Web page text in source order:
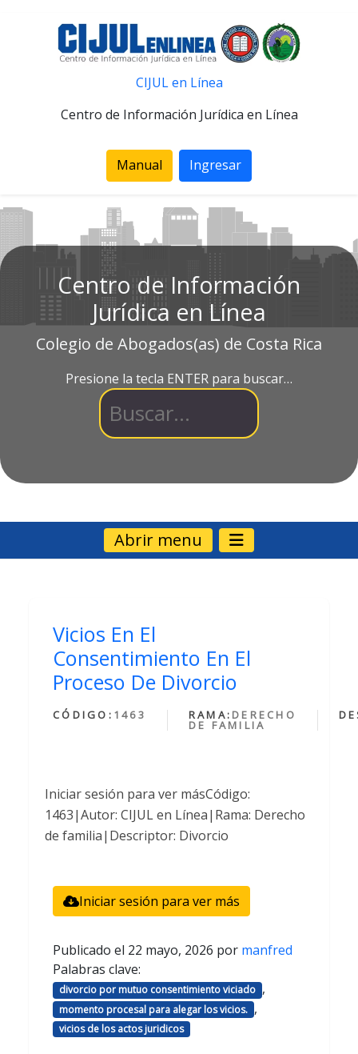
CIJUL en Línea
Centro de Información Jurídica en Línea
Manual Ingresar
Centro de Información
Jurídica en Línea
Colegio de Abogados(as) de Costa Rica
Presione la tecla ENTER para buscar…
Abrir menu
Vicios En El
Consentimiento En El
Proceso De Divorcio
CÓDIGO: 1463 RAMA: DERECHO
DE FAMILIA
Iniciar sesión para ver másCódigo:
1463|Autor: CIJUL en Línea|Rama: Derecho
de familia|Descriptor: Divorcio
Iniciar sesión para ver más
Publicado el 22 mayo, 2026 por manfred
Palabras clave:
divorcio por mutuo consentimiento viciado ,
momento procesal para alegar los vicios. ,
vicios de los actos juridicos